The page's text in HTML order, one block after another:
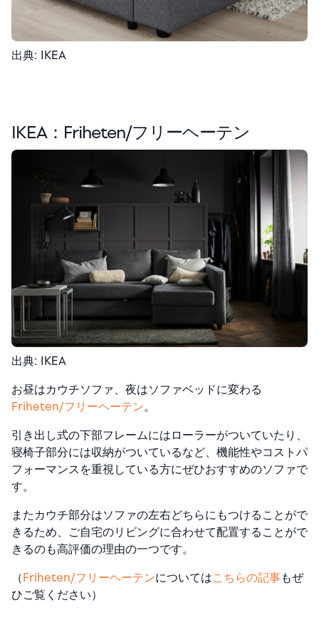
出典: IKEA
IKEA： Friheten/フリーヘーテン
出典: IKEA
お昼はカウチソファ、夜はソファベッドに変わる
Friheten/フリーヘーテン。
引き出し式の下部フレームにはローラーがついていたり、
寝椅子部分には収納がついているなど、機能性やコストパ
フォーマンスを重視している方にぜひおすすめのソファで
す。
またカウチ部分はソファの左右どちらにもつけることがで
きるため、ご自宅のリビングに合わせて配置することがで
きるのも高評価の理由の一つです。
（ Friheten/フリーヘーテンについてはこちらの記事もぜ
ひご覧ください）